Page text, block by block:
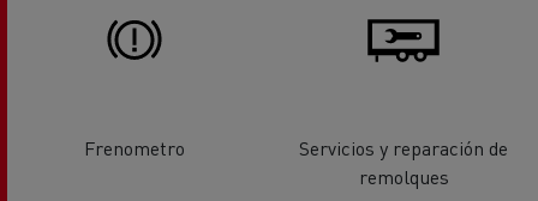
Frenometro
Servicios y reparación de
remolques